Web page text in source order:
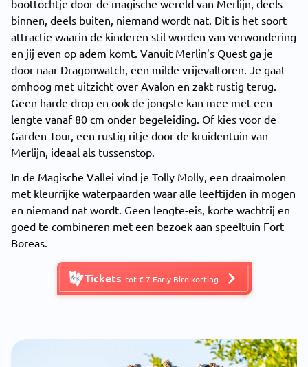
boottochtje door de magische wereld van Merlijn, deels
binnen, deels buiten, niemand wordt nat. Dit is het soort
attractie waarin de kinderen stil worden van verwondering
en jij even op adem komt. Vanuit Merlin's Quest ga je
door naar Dragonwatch, een milde vrijevaltoren. Je gaat
omhoog met uitzicht over Avalon en zakt rustig terug.
Geen harde drop en ook de jongste kan mee met een
lengte vanaf 80 cm onder begeleiding. Of kies voor de
Garden Tour, een rustig ritje door de kruidentuin van
Merlijn, ideaal als tussenstop.
In de Magische Vallei vind je Tolly Molly, een draaimolen
met kleurrijke waterpaarden waar alle leeftijden in mogen
en niemand nat wordt. Geen lengte-eis, korte wachtrij en
goed te combineren met een bezoek aan speeltuin Fort
Boreas.
Tickets tot € 7 Early Bird korting